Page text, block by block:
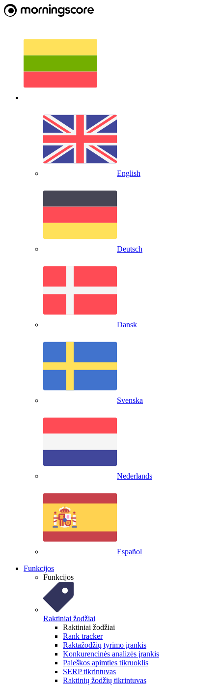
English
Deutsch
Dansk
Svenska
Nederlands
Español
Funkcijos
Funkcijos
Raktiniai žodžiai
Raktiniai žodžiai
Rank tracker
Raktažodžių tyrimo įrankis
Konkurencinės analizės įrankis
Paieškos apimties tikruoklis
SERP tikrintuvas
Raktinių žodžių tikrintuvas